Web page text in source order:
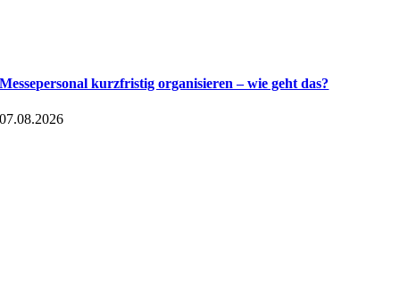
Messepersonal kurzfristig organisieren – wie geht das?
07.08.2026